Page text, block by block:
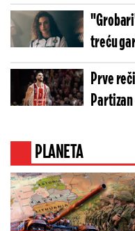
toliko
treću
Prve
PLANETA